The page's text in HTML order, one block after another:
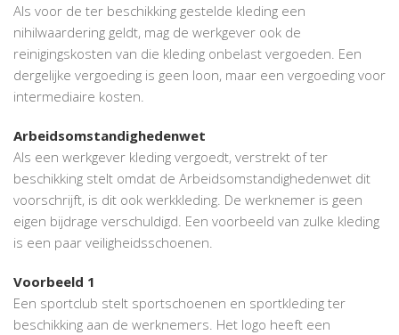
Als voor de ter beschikking gestelde kleding een
nihilwaardering geldt, mag de werkgever ook de
reinigingskosten van die kleding onbelast vergoeden. Een
dergelijke vergoeding is geen loon, maar een vergoeding voor
intermediaire kosten.
Arbeidsomstandighedenwet
Als een werkgever kleding vergoedt, verstrekt of ter
beschikking stelt omdat de Arbeidsomstandighedenwet dit
voorschrijft, is dit ook werkkleding. De werknemer is geen
eigen bijdrage verschuldigd. Een voorbeeld van zulke kleding
is een paar veiligheidsschoenen.
Voorbeeld 1
Een sportclub stelt sportschoenen en sportkleding ter
beschikking aan de werknemers. Het logo heeft een